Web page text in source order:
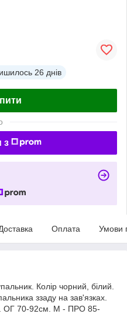
26 днів
з
Оплата Умови
Колір чорний, білий.
ззаду на зав'язках.
ОГ 70-92см. M - ПРО 85-